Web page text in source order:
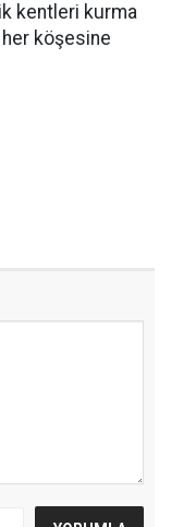
kentleri kurma
köşesine